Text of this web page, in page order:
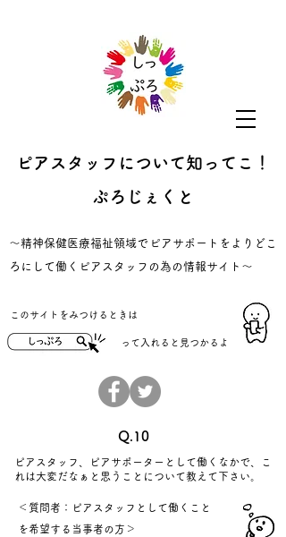
ピアスタッフについて知ってこ！
ぷろじぇくと
​～精神保健医療福祉領域でピアサポートをよりどこ
ろにして働くピアスタッフの為の情報サイト～
​このサイトをみつけるときは
​って入れると見つかるよ
Q.10
​ピアスタッフ、ピアサポーターとして働くなかで、こ
れは大変だなぁと思うことについて教えて下さい。
＜質問者：ピアスタッフとして働くこと
を希望する当事者の方＞